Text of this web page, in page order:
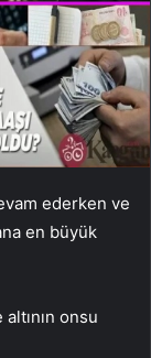
ederken ve
en büyük
onsu